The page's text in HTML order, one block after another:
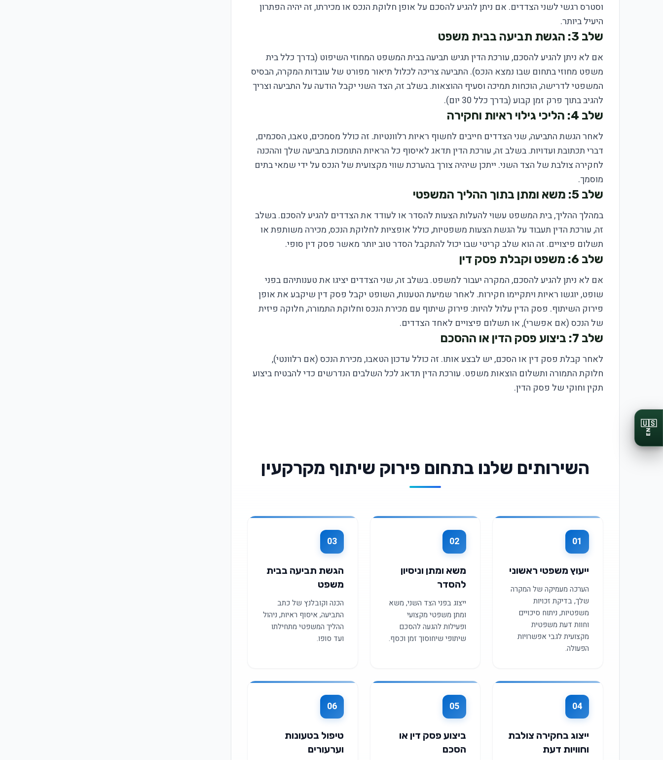
וסטרס רגשי לשני הצדדים. אם ניתן להגיע להסכם על אופן חלוקת הנכס או מכירתו, זה יהיה הפתרון
היעיל ביותר.
שלב 3: הגשת תביעה בבית משפט
אם לא ניתן להגיע להסכם, עורכת הדין תגיש תביעה בבית המשפט המחוזי השיפוט (בדרך כלל בית
משפט מחוזי בתחום שבו נמצא הנכס). התביעה צריכה לכלול תיאור מפורט של עובדות המקרה, הבסיס
המשפטי לדרישה, הוכחות תמיכה וסעיף ההוצאות. בשלב זה, הצד השני יקבל הודעה על התביעה וצריך
להגיב בתוך פרק זמן קבוע (בדרך כלל 30 יום).
שלב 4: הליכי גילוי ראיות וחקירה
לאחר הגשת התביעה, שני הצדדים חייבים לחשוף ראיות רלוונטיות. זה כולל מסמכים, טאבו, הסכמים,
דברי תכתובת ועדויות. בשלב זה, עורכת הדין תדאג לאיסוף כל הראיות התומכות בתביעה שלך וההכנה
לחקירה צולבת של הצד השני. ייתכן שיהיה צורך בהערכת שווי מקצועית של הנכס על ידי שמאי בתים
מוסמך.
שלב 5: משא ומתן בתוך ההליך המשפטי
במהלך ההליך, בית המשפט עשוי להעלות הצעות להסדר או לעודד את הצדדים להגיע להסכם. בשלב
זה, עורכת הדין תעבוד על הגשת הצעות משפטיות, כולל אופציות לחלוקת הנכס, מכירה משותפת או
תשלום פיצויים. זה הוא שלב קריטי שבו יכול להתקבל הסדר טוב יותר מאשר פסק דין סופי.
שלב 6: משפט וקבלת פסק דין
אם לא ניתן להגיע להסכם, המקרה יעבור למשפט. בשלב זה, שני הצדדים יציגו את טענותיהם בפני
שופט, יוגשו ראיות ויתקיימו חקירות. לאחר שמיעת הטענות, השופט יקבל פסק דין שיקבע את אופן
פירוק השיתוף. פסק הדין עלול להיות: פירוק שיתוף עם מכירת הנכס וחלוקת התמורה, חלוקה פיזית
של הנכס (אם אפשרי), או תשלום פיצויים לאחד הצדדים.
שלב 7: ביצוע פסק הדין או ההסכם
לאחר קבלת פסק דין או הסכם, יש לבצע אותו. זה כולל עדכון הטאבו, מכירת הנכס (אם רלוונטי),
חלוקת התמורה ותשלום הוצאות משפט. עורכת הדין תדאג לכל השלבים הנדרשים כדי להבטיח ביצוע
תקין וחוקי של פסק הדין.
השירותים שלנו בתחום פירוק שיתוף מקרקעין
01
ייעוץ משפטי ראשוני
הערכה מעמיקה של המקרה
שלך, בדיקת זכויות
משפטיות, ניתוח סיכויים
וחוות דעת משפטית
מקצועית לגבי אפשרויות
הפעולה.
02
משא ומתן וניסיון
להסדר
ייצוג בפני הצד השני, משא
ומתן משפטי מקצועי
ופעילות להגעה להסכם
שיתופי שיחוסוך זמן וכסף.
03
הגשת תביעה בבית
משפט
הכנה וקובלנץ של כתב
התביעה, איסוף ראיות, ניהול
ההליך המשפטי מתחילתו
ועד סופו.
04
ייצוג בחקירה צולבת
וחוויות דעת
05
ביצוע פסק דין או
הסכם
06
טיפול בטעונות
וערעורים
🇺🇸
EN